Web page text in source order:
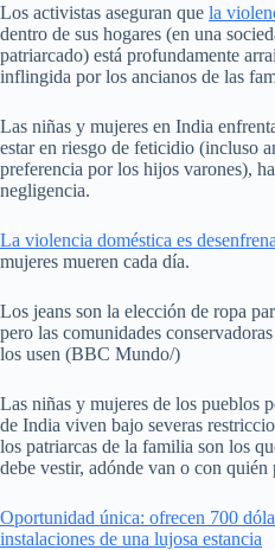
Los activistas aseguran que la
dentro de sus hogares (en una
patriarcado) está profundamente
inflingida por los ancianos de las
Las niñas y mujeres en India
estar en riesgo de feticidio (incluso
preferencia por los hijos varones),
negligencia.
La violencia doméstica es
mujeres mueren cada día.
Los jeans son la elección de ropa
pero las comunidades
los usen (BBC Mundo/)
Las niñas y mujeres de los pueblos
de India viven bajo severas
los patriarcas de la familia son los
debe vestir, adónde van o con quién
Oportunidad única: ofrecen 700
instalaciones de una lujosa estancia